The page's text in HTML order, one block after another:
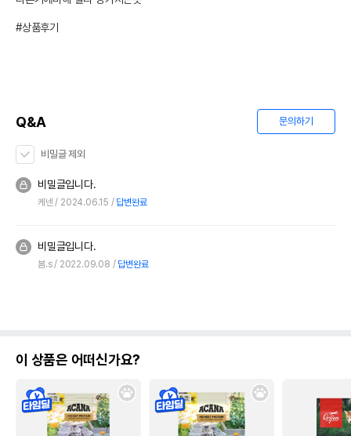
#상품후기
Q&A 문의하기
비밀글 제외
비밀글입니다.
케넨 2024.06.15 답변완료
비밀글입니다.
봄.s 2022.09.08 답변완료
이 상품은 어떠신가요?